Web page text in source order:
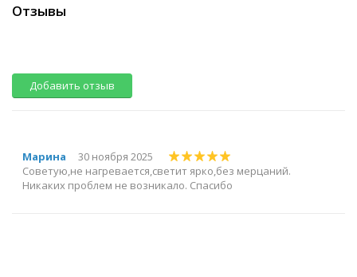
Отзывы
Добавить отзыв
Марина
30 ноября 2025
Советую,не нагревается,светит ярко,без мерцаний.
Никаких проблем не возникало. Спасибо